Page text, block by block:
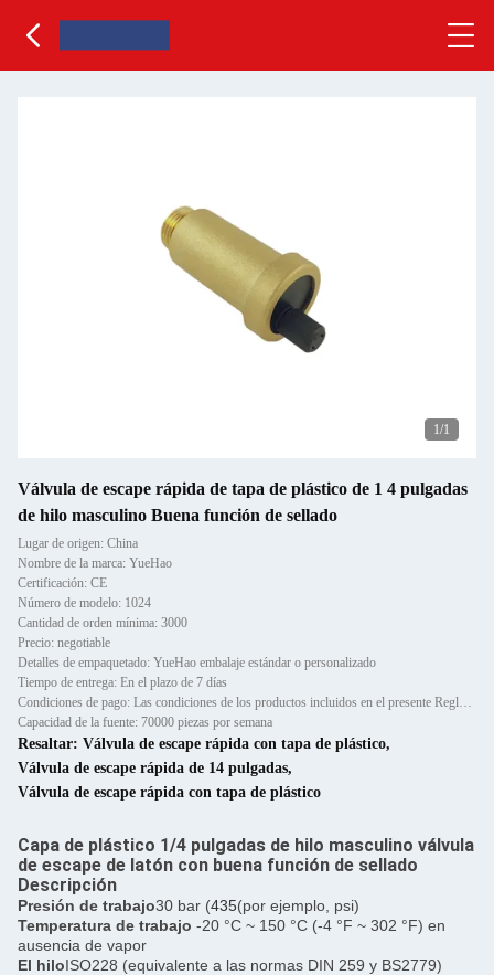
1/1
Válvula de escape rápida de tapa de plástico de 1 4 pulgadas
de hilo masculino Buena función de sellado
Lugar de origen: China
Nombre de la marca: YueHao
Certificación: CE
Número de modelo: 1024
Cantidad de orden mínima: 3000
Precio: negotiable
Detalles de empaquetado: YueHao embalaje estándar o personalizado
Tiempo de entrega: En el plazo de 7 días
Condiciones de pago: Las condiciones de los productos incluidos en el presente Reglamento son las siguientes:
Capacidad de la fuente: 70000 piezas por semana
Resaltar: Válvula de escape rápida con tapa de plástico,
Válvula de escape rápida de 14 pulgadas,
Válvula de escape rápida con tapa de plástico
Capa de plástico 1/4 pulgadas de hilo masculino válvula
de escape de latón con buena función de sellado
Descripción
Presión de trabajo30 bar (435(por ejemplo, psi)
Temperatura de trabajo -20 °C ~ 150 °C (-4 °F ~ 302 °F) en
ausencia de vapor
El hiloISO228 (equivalente a las normas DIN 259 y BS2779)